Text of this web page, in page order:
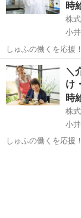
時
株
小
しゅふの働くを応援！ [求人概要]: ＼調理員パート募集／介護施設で利
用者様の食事作り★
不問！★時間固定勤務OK [職種名]: 介護施設の調理スタ
最寄駅]: ...
山梨 南アルプ
＼
け
来
時
株
小
しゅふの働くを応援！ [求人概要]: ＼介護施設の調理補助パート募集！